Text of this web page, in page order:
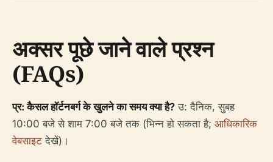
अक्सर पूछे जाने वाले प्रश्न
(FAQs)
प्र: कैसल हॉर्टनबर्ग के खुलने का समय क्या है? उ: दैनिक, सुबह
10:00 बजे से शाम 7:00 बजे तक (भिन्न हो सकता है; आधिकारिक
वेबसाइट देखें)।